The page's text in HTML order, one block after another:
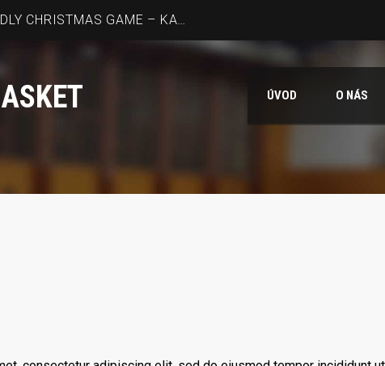
MOHELNICE – FRIENDLY CHRISTMAS GAME – KADETKY U17 ❤️🏀
ÚVOD O NÁS